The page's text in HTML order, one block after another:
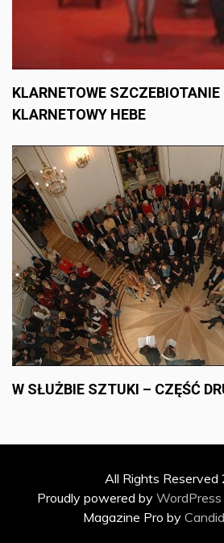
KLARNETOWE SZCZEBIOTANIE
KLARNETOWY HEBE
W SŁUŻBIE SZTUKI – CZĘŚĆ
All Rights Reserved
Proudly powered by WordPress
Magazine Pro by